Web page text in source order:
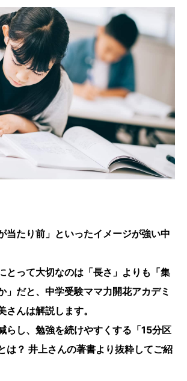
当たり前」といったイメージが強い中
とって大切なのは「長さ」よりも「集
」だと、中学受験ママ力開花アカデミ
さんは解説します。
らし、勉強を続けやすくする「15分区
は？ 井上さんの著書より抜粋してご紹